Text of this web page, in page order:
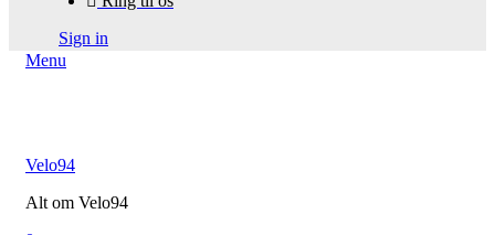
Sign in
Menu
Velo94
Alt om Velo94